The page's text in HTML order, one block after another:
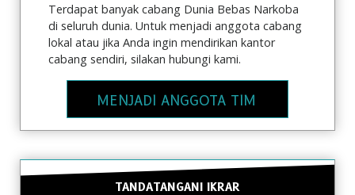
Terdapat banyak cabang Dunia Bebas Narkoba
di seluruh dunia. Untuk menjadi anggota cabang
lokal atau jika Anda ingin mendirikan kantor
cabang sendiri, silakan hubungi kami.
MENJADI ANGGOTA TIM
TANDATANGANI IKRAR